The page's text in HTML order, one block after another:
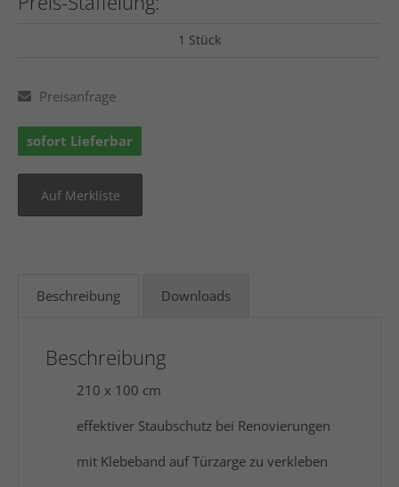
1 Stück
Preisanfrage
sofort Lieferbar
Beschreibung Downloads
Beschreibung
210 x 100 cm
effektiver Staubschutz bei Renovierungen
mit Klebeband auf Türzarge zu verkleben